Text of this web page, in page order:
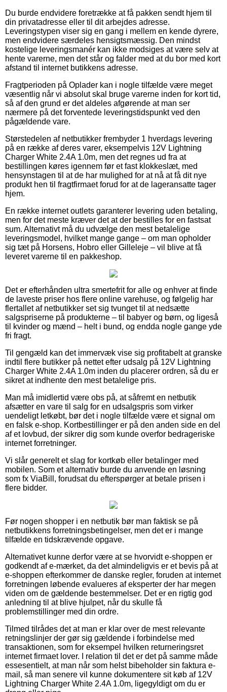
Du burde endvidere foretrække at få pakken sendt hjem til
din privatadresse eller til dit arbejdes adresse.
Leveringstypen viser sig en gang i mellem en kende dyrere,
men endvidere særdeles hensigtsmæssig. Den mindst
kostelige leveringsmanér kan ikke modsiges at være selv at
hente varerne, men det står og falder med at du bor med kort
afstand til internet butikkens adresse.
Fragtperioden på Oplader kan i nogle tilfælde være meget
væsentlig når vi absolut skal bruge varerne inden for kort tid,
så af den grund er det aldeles afgørende at man ser
nærmere på det forventede leveringstidspunkt ved den
pågældende vare.
Størstedelen af netbutikker frembyder 1 hverdags levering
på en række af deres varer, eksempelvis 12V Lightning
Charger White 2.4A 1.0m, men det regnes ud fra at
bestillingen køres igennem før et fast klokkeslæt, med
hensynstagen til at de har mulighed for at nå at få dit nye
produkt hen til fragtfirmaet forud for at de lageransatte tager
hjem.
En række internet outlets garanterer levering uden betaling,
men for det meste kræver det at der bestilles for en fastsat
sum. Alternativt må du udvælge den mest betalelige
leveringsmodel, hvilket mange gange – om man opholder
sig tæt på Horsens, Hobro eller Gilleleje – vil blive at få
leveret varerne til en pakkeshop.
Det er efterhånden ultra smertefrit for alle og enhver at finde
de laveste priser hos flere online varehuse, og følgelig har
flertallet af netbutikker set sig tvunget til at nedsætte
salgspriserne på produkterne – til babyer og børn, og ligeså
til kvinder og mænd – helt i bund, og endda nogle gange yde
fri fragt.
Til gengæld kan det immervæk vise sig profitabelt at granske
indtil flere butikker på nettet efter udsalg på 12V Lightning
Charger White 2.4A 1.0m inden du placerer ordren, så du er
sikret at indhente den mest betalelige pris.
Man må imidlertid være obs på, at såfremt en netbutik
afsætter en vare til salg for en udsalgspris som virker
uendeligt letkøbt, bør det i nogle tilfælde være et signal om
en falsk e-shop. Kortbestillinger er på den anden side en del
af et lovbud, der sikrer dig som kunde overfor bedrageriske
internet forretninger.
Vi slår generelt et slag for kortkøb eller betalinger med
mobilen. Som et alternativ burde du anvende en løsning
som fx ViaBill, forudsat du efterspørger at betale prisen i
flere bidder.
Før nogen shopper i en netbutik bør man faktisk se på
netbutikkens forretningsbetingelser, men det er i mange
tilfælde en tidskrævende opgave.
Alternativet kunne derfor være at se hvorvidt e-shoppen er
godkendt af e-mærket, da det almindeligvis er et bevis på at
e-shoppen efterkommer de danske regler, foruden at internet
forretningen løbende evalueres af eksperter der har megen
viden om de gældende bestemmelser. Det er en rigtig god
anledning til at blive hjulpet, når du skulle få
problemstillinger med din ordre.
Tilmed tilrådes det at man er klar over de mest relevante
retningslinjer der gør sig gældende i forbindelse med
transaktionen, som for eksempel hvilken returneringsret
internet firmaet lover. I relation til det er det på samme måde
essesentielt, at man når som helst bibeholder sin faktura e-
mail, så man senere vil kunne dokumentere sit køb af 12V
Lightning Charger White 2.4A 1.0m, ligegyldigt om du er